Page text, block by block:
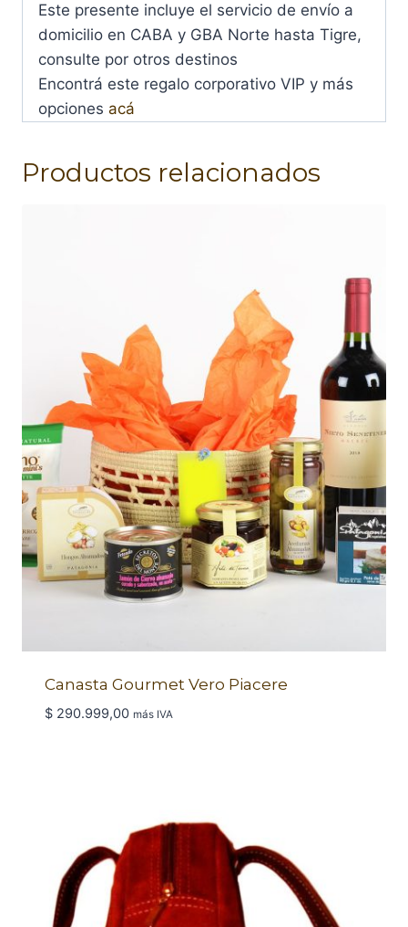
Este presente incluye el servicio de envío a
domicilio en CABA y GBA Norte hasta Tigre,
consulte por otros destinos
Encontrá este regalo corporativo VIP y más
opciones acá
Productos relacionados
Canasta Gourmet Vero Piacere
$290.999,00 más IVA